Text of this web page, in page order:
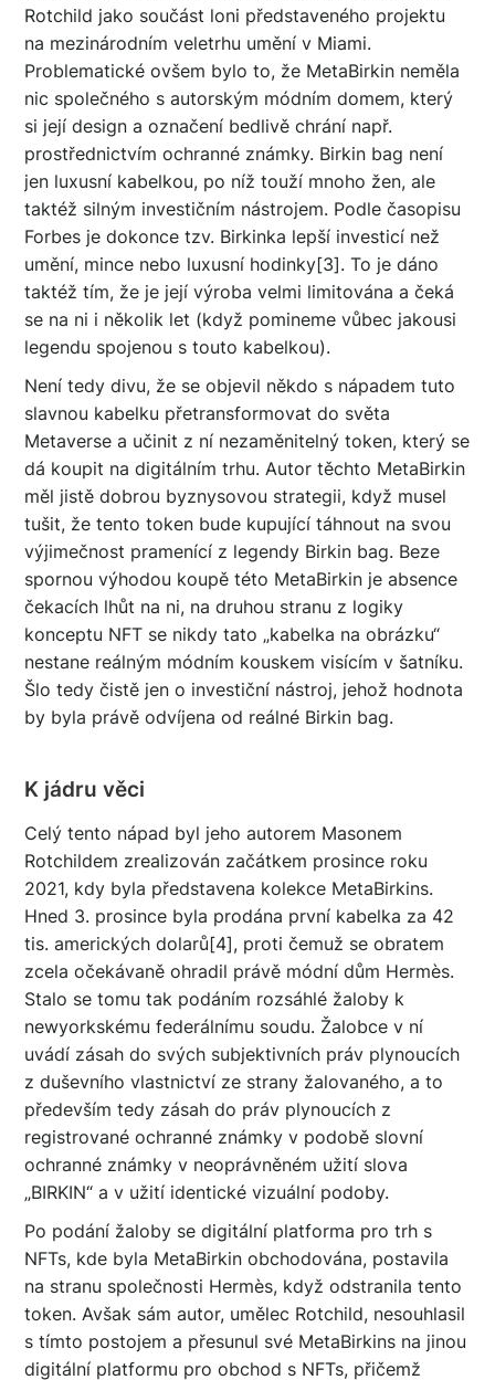
Rotchild jako součást loni představeného projektu
na mezinárodním veletrhu umění v Miami.
Problematické ovšem bylo to, že MetaBirkin neměla
nic společného s autorským módním domem, který
si její design a označení bedlivě chrání např.
prostřednictvím ochranné známky. Birkin bag není
jen luxusní kabelkou, po níž touží mnoho žen, ale
taktéž silným investičním nástrojem. Podle časopisu
Forbes je dokonce tzv. Birkinka lepší investicí než
umění, mince nebo luxusní hodinky[3]. To je dáno
taktéž tím, že je její výroba velmi limitována a čeká
se na ni i několik let (když pomineme vůbec jakousi
legendu spojenou s touto kabelkou).
Není tedy divu, že se objevil někdo s nápadem tuto
slavnou kabelku přetransformovat do světa
Metaverse a učinit z ní nezaměnitelný token, který se
dá koupit na digitálním trhu. Autor těchto MetaBirkin
měl jistě dobrou byznysovou strategii, když musel
tušit, že tento token bude kupující táhnout na svou
výjimečnost pramenící z legendy Birkin bag. Beze
spornou výhodou koupě této MetaBirkin je absence
čekacích lhůt na ni, na druhou stranu z logiky
konceptu NFT se nikdy tato „kabelka na obrázku“
nestane reálným módním kouskem visícím v šatníku.
Šlo tedy čistě jen o investiční nástroj, jehož hodnota
by byla právě odvíjena od reálné Birkin bag.
K jádru věci
Celý tento nápad byl jeho autorem Masonem
Rotchildem zrealizován začátkem prosince roku
2021, kdy byla představena kolekce MetaBirkins.
Hned 3. prosince byla prodána první kabelka za 42
tis. amerických dolarů[4], proti čemuž se obratem
zcela očekávaně ohradil právě módní dům Hermès.
Stalo se tomu tak podáním rozsáhlé žaloby k
newyorkskému federálnímu soudu. Žalobce v ní
uvádí zásah do svých subjektivních práv plynoucích
z duševního vlastnictví ze strany žalovaného, a to
především tedy zásah do práv plynoucích z
registrované ochranné známky v podobě slovní
ochranné známky v neoprávněném užití slova
„BIRKIN“ a v užití identické vizuální podoby.
Po podání žaloby se digitální platforma pro trh s
NFTs, kde byla MetaBirkin obchodována, postavila
na stranu společnosti Hermès, když odstranila tento
token. Avšak sám autor, umělec Rotchild, nesouhlasil
s tímto postojem a přesunul své MetaBirkins na jinou
digitální platformu pro obchod s NFTs, přičemž